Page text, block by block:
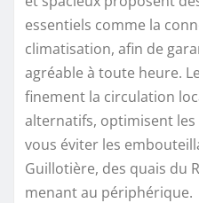
essentiels comme la
climatisation, afin de
agréable à toute heure.
finement la circulation
alternatifs, optimisent
vous éviter les
Guillotière, des quais du
menant au périphérique.